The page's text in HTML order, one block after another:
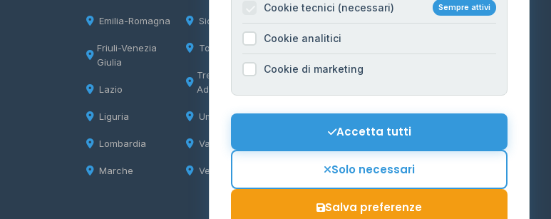
Emilia-Romagna
Friuli-Venezia
Giulia
Lazio
Liguria
Lombardia
Marche
Sicilia
Toscana
Trentino-Alto
Adige
Umbria
Valle d'Aosta
Veneto
Informazioni legali
Privacy Policy
Cookie Policy
Mappa del sito
Contattaci
Cookie tecnici (necessari) Sempre attivi
Cookie analitici
Cookie di marketing
Accetta tutti
Solo necessari
Salva preferenze